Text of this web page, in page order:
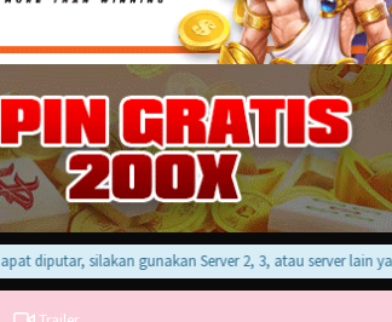
silakan gunakan Server 2, 3, atau server lain yang